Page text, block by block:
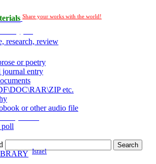
Share your works with the world!
research, review
or poetry
journal entry
etc.
or other audio file
poll
Israel